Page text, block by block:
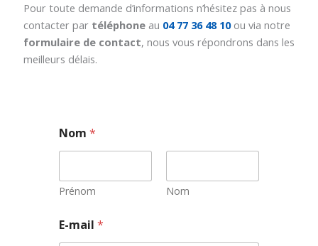
Pour toute demande d’informations n’hésitez pas à nous
contacter par téléphoneau 04 77 36 48 10 ou via notre
formulaire de contact, nous vous répondrons dans les
meilleurs délais.
Nom*
Prénom Nom
E-mail*